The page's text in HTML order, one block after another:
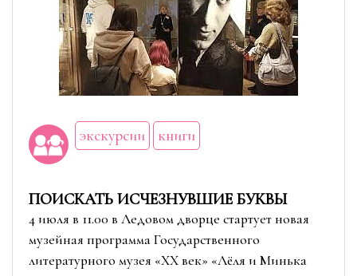
экскурсии книги
ПОИСКАТЬ ИСЧЕЗНУВШИЕ БУКВЫ
4 июля в 11.00 в Ледовом дворце стартует новая
музейная программа Государственного
литературного музея «ХХ век» «Лёля и Минька